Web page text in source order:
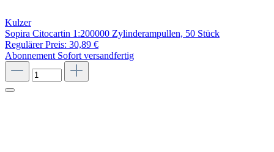
Kulzer
Sopira Citocartin 1:200000 Zylinderampullen, 50 Stück
Regulärer Preis: 30,89 €
Abonnement Sofort versandfertig